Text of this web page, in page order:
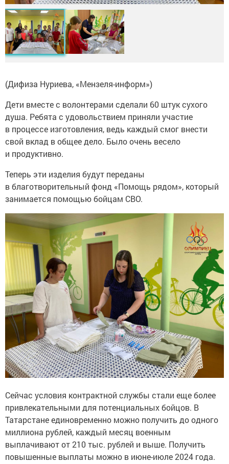
(Дифиза Нуриева, «Мензеля-информ»)
Дети вместе с волонтерами сделали 60 штук сухого
душа. Ребята с удовольствием приняли участие
в процессе изготовления, ведь каждый смог внести
свой вклад в общее дело. Было очень весело
и продуктивно.
Теперь эти изделия будут переданы
в благотворительный фонд «Помощь рядом», который
занимается помощью бойцам СВО.
Сейчас условия контрактной службы стали еще более
привлекательными для потенциальных бойцов. В
Татарстане единовременно можно получить до одного
миллиона рублей, каждый месяц военным
выплачивают от 210 тыс. рублей и выше. Получить
повышенные выплаты можно в июне-июле 2024 года.